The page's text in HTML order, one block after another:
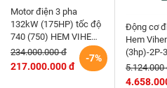
Motor điện 3 pha
132kW (175HP) tốc độ
740 (750) HEM VIHEM
(Việt Hung) điện cơ Hà
Nội
-7%
234.000.000 đ
217.000.000 đ
Động cơ
Hem
(3hp)-2P-
5.124.000